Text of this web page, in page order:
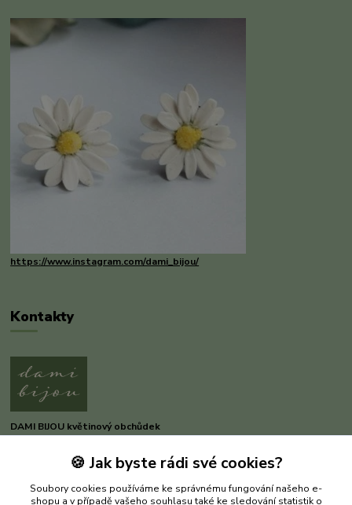
https://www.instagram.com/dami_bijou/
Kontakty
DAMI BIJOU květinový obchůdek
Dana Michnerová
(Po-Pá, 8-16 hod.)
🍪 Jak byste rádi své cookies?
Soubory cookies používáme ke správnému fungování našeho e-
shopu a v případě vašeho souhlasu také ke sledování statistik o